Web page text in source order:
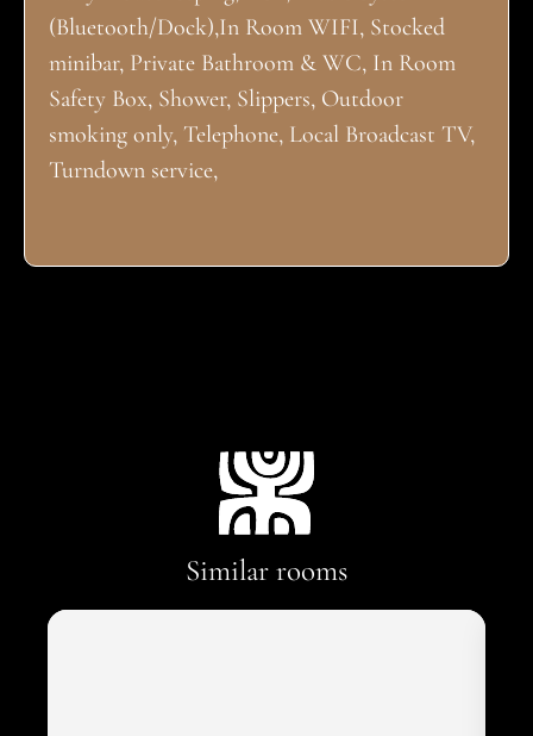
(Bluetooth/Dock),In Room WIFI, Stocked
minibar, Private Bathroom & WC, In Room
Safety Box, Shower, Slippers, Outdoor
smoking only, Telephone, Local Broadcast TV,
Turndown service,
Similar rooms